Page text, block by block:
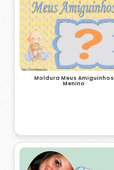
Moldura Meus Amiguinhos
Menino